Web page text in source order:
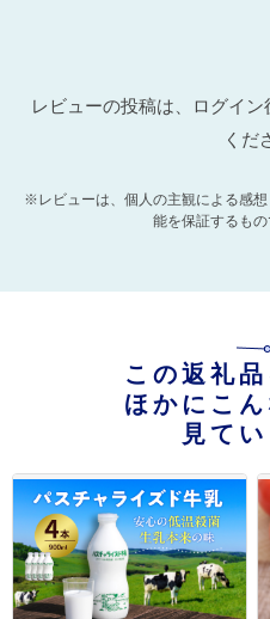
レビューの投稿は、ログイン
くだ
※レビューは、個人の主観による感
能を保証するもの
この返礼
ほかにこ
見てい